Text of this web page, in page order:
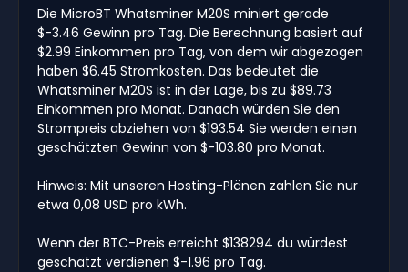
Die MicroBT Whatsminer M20S miniert gerade
$-3.46 Gewinn pro Tag. Die Berechnung basiert auf
$2.99 Einkommen pro Tag, von dem wir abgezogen
haben $6.45 Stromkosten. Das bedeutet die
Whatsminer M20S ist in der Lage, bis zu $89.73
Einkommen pro Monat. Danach würden Sie den
Strompreis abziehen von $193.54 Sie werden einen
geschätzten Gewinn von $-103.80 pro Monat.
Hinweis: Mit unseren Hosting-Plänen zahlen Sie nur
etwa 0,08 USD pro kWh.
Wenn der BTC-Preis erreicht $138294 du würdest
geschätzt verdienen $-1.96 pro Tag.